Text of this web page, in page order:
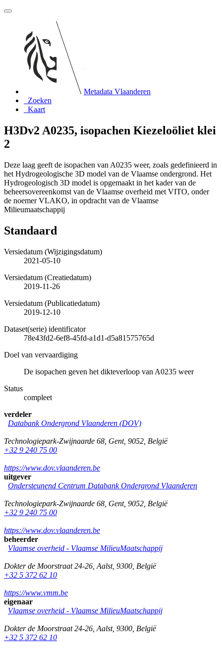
Metadata Vlaanderen
Zoeken
Kaart
H3Dv2 A0235, isopachen Kiezeloöliet klei
2
Deze laag geeft de isopachen van A0235 weer, zoals gedefinieerd in
het Hydrogeologische 3D model van de Vlaamse ondergrond. Het
Hydrogeologisch 3D model is opgemaakt in het kader van de
beheersovereenkomst van de Vlaamse overheid met VITO, onder
de noemer VLAKO, in opdracht van de Vlaamse
Milieumaatschappij
Standaard
Versiedatum (Wijzigingsdatum)
2021-05-10
Versiedatum (Creatiedatum)
2019-11-26
Versiedatum (Publicatiedatum)
2019-12-10
Dataset(serie) identificator
78e43fd2-6ef8-45fd-a1d1-d5a81575765d
Doel van vervaardiging
De isopachen geven het dikteverloop van A0235 weer
Status
compleet
verdeler
Databank Ondergrond Vlaanderen (DOV)
Technologiepark-Zwijnaarde 68 Gent, 9052 België
+32 9 240 75 00
https://www.dov.vlaanderen.be
uitgever
Ondersteunend Centrum Databank Ondergrond Vlaanderen
Technologiepark-Zwijnaarde 68 Gent, 9052 België
+32 9 240 75 00
https://www.dov.vlaanderen.be
beheerder
Vlaamse overheid - Vlaamse MilieuMaatschappij
Dokter de Moorstraat 24-26 Aalst, 9300 België
+32 5 372 62 10
https://www.vmm.be
eigenaar
Vlaamse overheid - Vlaamse MilieuMaatschappij
Dokter de Moorstraat 24-26 Aalst, 9300 België
+32 5 372 62 10